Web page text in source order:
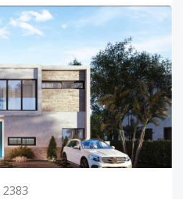
2383